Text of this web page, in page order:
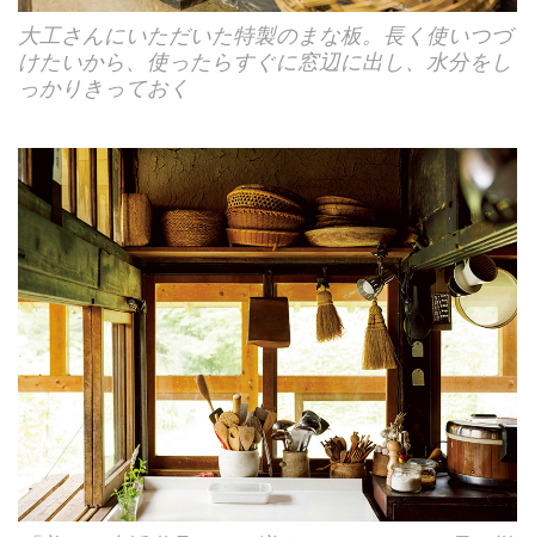
大工さんにいただいた特製のまな板。長く使いつづ
けたいから、使ったらすぐに窓辺に出し、水分をし
っかりきっておく